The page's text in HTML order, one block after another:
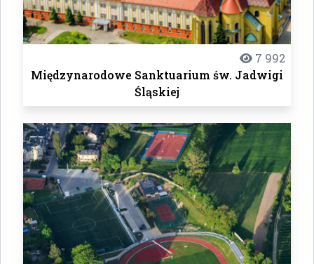
7 992
Międzynarodowe Sanktuarium św. Jadwigi
Śląskiej